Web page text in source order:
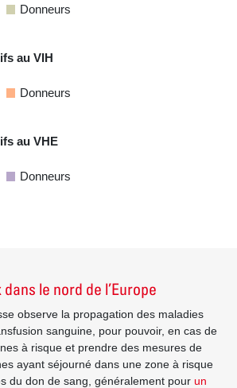
Donneurs
au VIH
Donneurs
au VHE
Donneurs
le nord de l’Europe
observe la propagation des maladies
sanguine, pour pouvoir, en cas de
à risque et prendre des mesures de
ayant séjourné dans une zone à risque
du don de sang, généralement pour un